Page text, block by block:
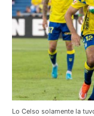
Lo Celso solamente la